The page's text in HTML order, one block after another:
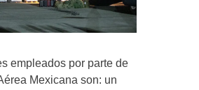
empleados por parte de
Mexicana son: un